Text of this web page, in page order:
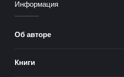
Информация
Об авторе
Книги